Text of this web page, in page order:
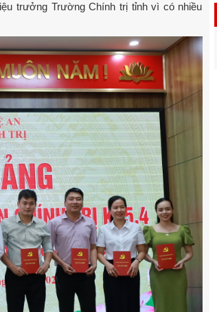
trưởng Trường Chính trị tỉnh vì có nhiều